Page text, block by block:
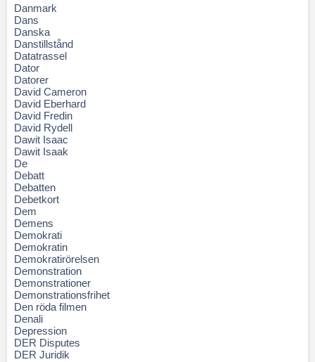
Danmark
Dans
Danska
Danstillstånd
Datatrassel
Dator
Datorer
David Cameron
David Eberhard
David Fredin
David Rydell
Dawit Isaac
Dawit Isaak
De
Debatt
Debatten
Debetkort
Dem
Demens
Demokrati
Demokratin
Demokratirörelsen
Demonstration
Demonstrationer
Demonstrationsfrihet
Den röda filmen
Denali
Depression
DER Disputes
DER Juridik